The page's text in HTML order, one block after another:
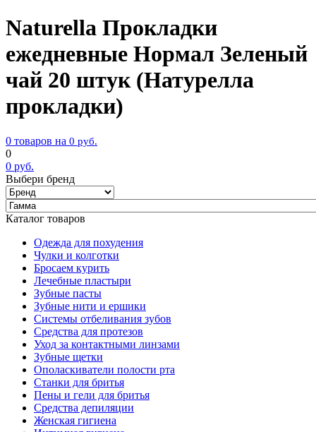
Naturella Прокладки
ежедневные Нормал Зеленый
чай 20 штук (Натурелла
прокладки)
0 товаров на 0 руб.
0
0 руб.
Выбери бренд
Каталог товаров
Одежда для похудения
Чулки и колготки
Бросаем курить
Лечебные пластыри
Зубные пасты
Зубные нити и ершики
Системы отбеливания зубов
Средства для протезов
Уход за контактными линзами
Зубные щетки
Ополаскиватели полости рта
Станки для бритья
Пены и гели для бритья
Средства депиляции
Женская гигиена